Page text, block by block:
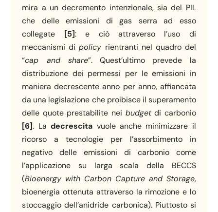
mira a un decremento intenzionale, sia del PIL
che delle emissioni di gas serra ad esso
collegate [5]: e ciò attraverso l’uso di
meccanismi dipolicy rientranti nel quadro del
“cap and share”. Quest’ultimo prevede la
distribuzione dei permessi per le emissioni in
maniera decrescente anno per anno, affiancata
da una legislazione che proibisce il superamento
delle quote prestabilite nei budgetdi carbonio
[6]. Ladecrescita vuole anche minimizzare il
ricorso a tecnologie per l’assorbimento in
negativo delle emissioni di carbonio come
l’applicazione su larga scala della BECCS
(Bioenergy with Carbon Capture and Storage,
bioenergia ottenuta attraverso la rimozione e lo
stoccaggio dell’anidride carbonica). Piuttosto si